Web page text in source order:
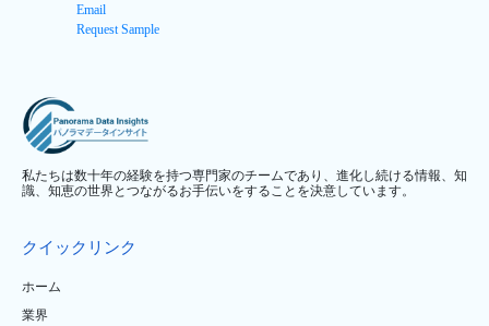
Email
Request Sample
私たちは数十年の経験を持つ専門家のチームであり、進化し続ける情報、知
識、知恵の世界とつながるお手伝いをすることを決意しています。
クイックリンク
ホーム
業界